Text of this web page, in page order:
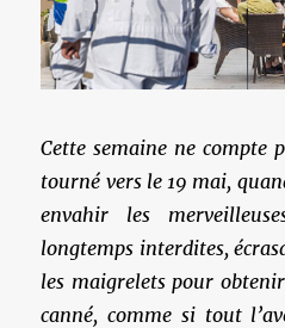
Cette semaine ne compte
tourné vers le 19 mai,
envahir les
longtemps interdites,
les maigrelets pour
canné, comme si tout